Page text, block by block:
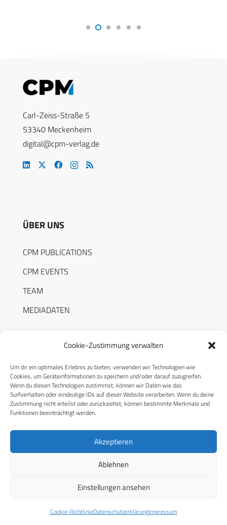
Cookie-Zustimmung verwalten
Um dir ein optimales Erlebnis zu bieten, verwenden wir Technologien wie
Cookies, um Geräteinformationen zu speichern und/oder darauf zuzugreifen.
Wenn du diesen Technologien zustimmst, können wir Daten wie das
Surfverhalten oder eindeutige IDs auf dieser Website verarbeiten. Wenn du deine
Zustimmung nicht erteilst oder zurückziehst, können bestimmte Merkmale und
Funktionen beeinträchtigt werden.
Akzeptieren
Ablehnen
Einstellungen ansehen
Cookie-RichtlinieDatenschutzerklärungImpressum
Carl-Zeiss-Straße 5
53340 Meckenheim
digital@cpm-verlag.de
ÜBER UNS
CPM PUBLICATIONS
CPM EVENTS
TEAM
MEDIADATEN
RECHTLICHES
Datenschutzerklärung
Cookie-Richtlinie (EU)
© 2026 CPM GmbH – Alle Rechte vorbehalten